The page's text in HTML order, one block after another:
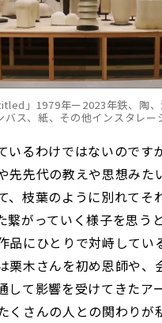
」1979年ー2023年鉄、陶、
バス、紙、その他インスタレー
いるわけではないのです
先先代の教えや思想みた
、枝葉のように別れてそ
繋がっていく様子を思う
品にひとりで対峙してい
栗木さんを初め恩師や、
して影響を受けてきたア
くさんの人との関わりが